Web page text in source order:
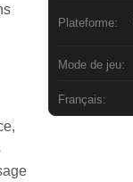
Plateforme:
Mode de jeu:
Français: